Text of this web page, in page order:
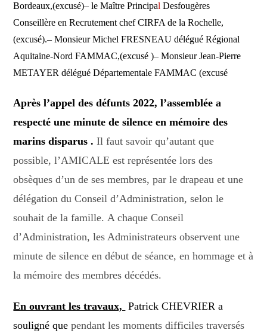
Bordeaux,(excusé)– le Maître PrincipalDesfougères
Conseillère en Recrutement chef CIRFA de la Rochelle,
(excusé).– Monsieur Michel FRESNEAU délégué Régional
Aquitaine-Nord FAMMAC,(excusé )– Monsieur Jean-Pierre
METAYER délégué Départementale FAMMAC (excusé
Après l’appel des défunts 2022,l’assemblée a
respecté une minute de silence en mémoire des
marins disparus .Il faut savoir qu’autant que
possible, l’AMICALE est représentée lors des
obsèques d’un de ses membres, par le drapeau et une
délégation du Conseil d’Administration, selon le
souhait de la famille.A chaque Conseil
d’Administration, les Administrateurs observent une
minute de silence en début de séance, en hommage et à
la mémoire des membres décédés.
En ouvrant les travaux, Patrick CHEVRIERa
souligné quependant les moments difficiles traversés